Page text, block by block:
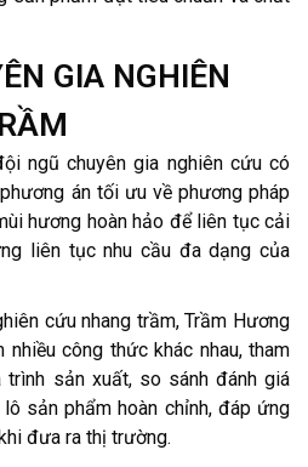
GIA NGHIÊN
ngũ chuyên gia nghiên cứu có
án tối ưu về phương pháp
hương hoàn hảo để liên tục cải
liên tục nhu cầu đa dạng của
cứu nhang trầm, Trầm Hương
công thức khác nhau, tham
sản xuất, so sánh đánh giá
sản phẩm hoàn chỉnh, đáp ứng
đưa ra thị trường.